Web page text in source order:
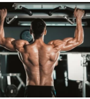
הקטניות המלכותית למרכז
המטבח שלנו?